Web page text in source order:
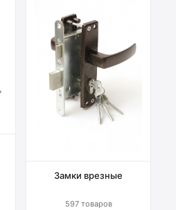
Замки врезные
597 товаров